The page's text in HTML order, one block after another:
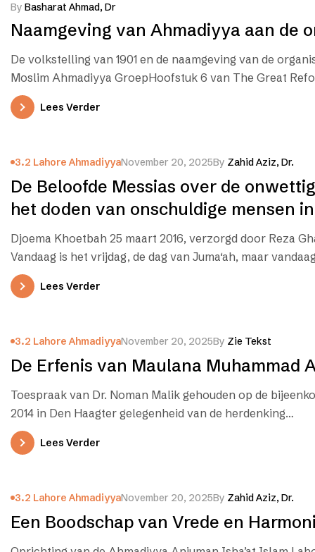
By Basharat Ahmad, Dr
Naamgeving van Ahmadiyya aan de
De volkstelling van 1901 en de naamgeving van de
Moslim Ahmadiyya GroepHoofstuk 6 van The Great
Lees Verder
3.2 Lahore AhmadiyyaNovember 20, 2025By Zahid Aziz, Dr.
De Beloofde Messias over de
het doden van onschuldige mensen
de islam
Djoema Khoetbah 25 maart 2016, verzorgd door Reza
Vandaag is het vrijdag, de dag van Juma‘ah, maar
Lees Verder
3.2 Lahore AhmadiyyaNovember 20, 2025By Zie Tekst
De Erfenis van Maulana Muhammad
Toespraak van Dr. Noman Malik gehouden op de
2014 in Den Haagter gelegenheid van de herdenking…
Lees Verder
3.2 Lahore AhmadiyyaNovember 20, 2025By Zahid Aziz, Dr.
Een Boodschap van Vrede en